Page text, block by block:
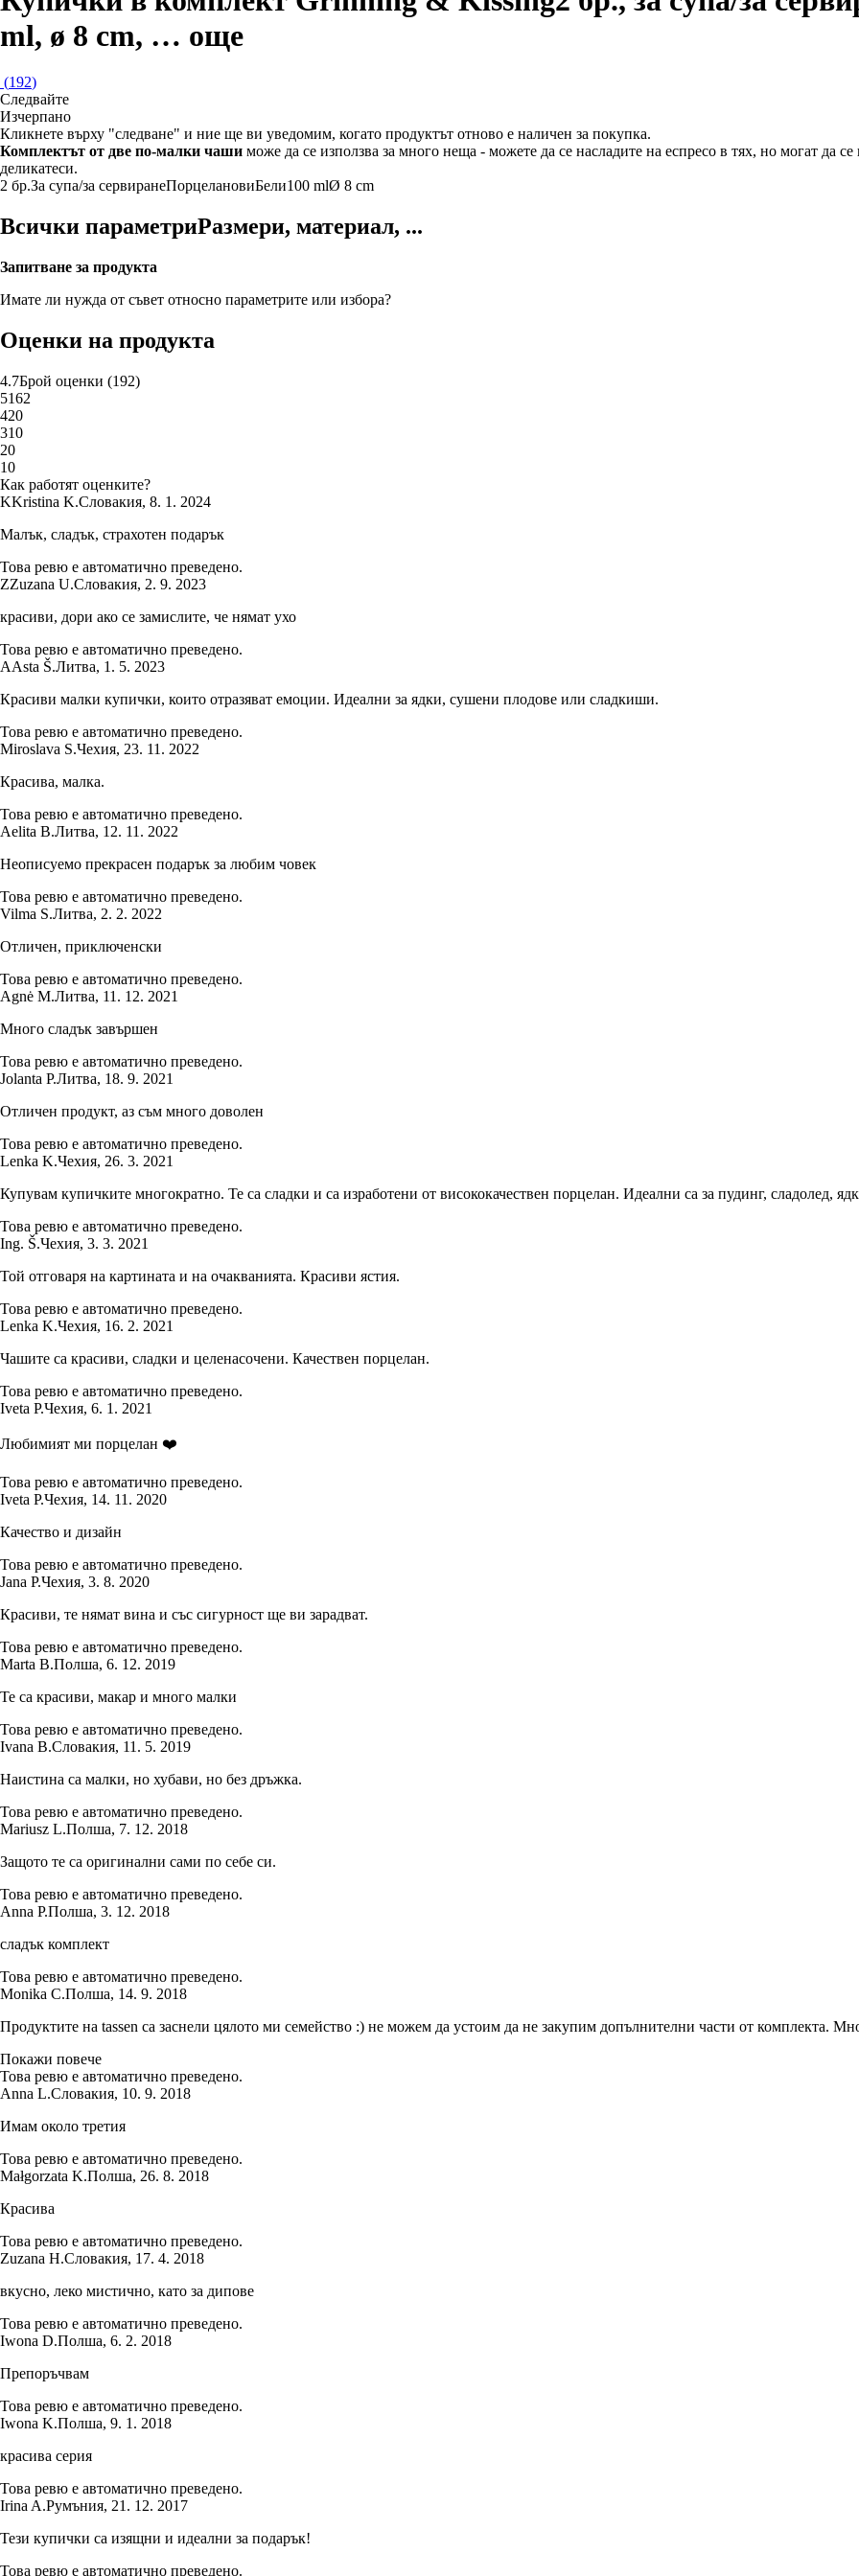
ml, ø 8 cm, … още
(192)
Следвайте
Изчерпанo
Кликнете върху "следване" и ние ще ви уведомим, когато продуктът отново е наличен за покупка.
Комплектът от две по-малки чаши може да се използва за много неща - можете да се насладите на еспресо в тях, но могат да
деликатеси.
2 бр.За супа/за сервиранеПорцелановиБели100 mlØ 8 cm
Всички параметриРазмери, материал, ...
Запитване за продукта
Имате ли нужда от съвет относно параметрите или избора?
Оценки на продукта
4.7Брой оценки (192)
5162
420
310
20
10
Как работят оценките?
KKristina K.Словакия, 8. 1. 2024
Малък, сладък, страхотен подарък
Това ревю е автоматично преведено.
ZZuzana U.Словакия, 2. 9. 2023
красиви, дори ако се замислите, че нямат ухо
Това ревю е автоматично преведено.
AAsta Š.Литва, 1. 5. 2023
Красиви малки купички, които отразяват емоции. Идеални за ядки, сушени плодове или сладкиши.
Това ревю е автоматично преведено.
Miroslava S.Чехия, 23. 11. 2022
Красива, малка.
Това ревю е автоматично преведено.
Aelita B.Литва, 12. 11. 2022
Неописуемо прекрасен подарък за любим човек
Това ревю е автоматично преведено.
Vilma S.Литва, 2. 2. 2022
Отличен, приключенски
Това ревю е автоматично преведено.
Agnė M.Литва, 11. 12. 2021
Много сладък завършен
Това ревю е автоматично преведено.
Jolanta P.Литва, 18. 9. 2021
Отличен продукт, аз съм много доволен
Това ревю е автоматично преведено.
Lenka K.Чехия, 26. 3. 2021
Купувам купичките многократно. Те са сладки и са изработени от висококачествен порцелан. Идеални са за пудинг, сладолед,
Това ревю е автоматично преведено.
Ing. Š.Чехия, 3. 3. 2021
Той отговаря на картината и на очакванията. Красиви ястия.
Това ревю е автоматично преведено.
Lenka K.Чехия, 16. 2. 2021
Чашите са красиви, сладки и целенасочени. Качествен порцелан.
Това ревю е автоматично преведено.
Iveta P.Чехия, 6. 1. 2021
Любимият ми порцелан ❤️
Това ревю е автоматично преведено.
Iveta P.Чехия, 14. 11. 2020
Качество и дизайн
Това ревю е автоматично преведено.
Jana P.Чехия, 3. 8. 2020
Красиви, те нямат вина и със сигурност ще ви зарадват.
Това ревю е автоматично преведено.
Marta B.Полша, 6. 12. 2019
Те са красиви, макар и много малки
Това ревю е автоматично преведено.
Ivana B.Словакия, 11. 5. 2019
Наистина са малки, но хубави, но без дръжка.
Това ревю е автоматично преведено.
Mariusz L.Полша, 7. 12. 2018
Защото те са оригинални сами по себе си.
Това ревю е автоматично преведено.
Anna P.Полша, 3. 12. 2018
сладък комплект
Това ревю е автоматично преведено.
Monika C.Полша, 14. 9. 2018
Продуктите на tassen са заснели цялото ми семейство :) не можем да устоим да не закупим допълнителни части от комплекта.
Покажи повече
Това ревю е автоматично преведено.
Anna L.Словакия, 10. 9. 2018
Имам около третия
Това ревю е автоматично преведено.
Małgorzata K.Полша, 26. 8. 2018
Красива
Това ревю е автоматично преведено.
Zuzana H.Словакия, 17. 4. 2018
вкусно, леко мистично, като за дипове
Това ревю е автоматично преведено.
Iwona D.Полша, 6. 2. 2018
Препоръчвам
Това ревю е автоматично преведено.
Iwona K.Полша, 9. 1. 2018
красива серия
Това ревю е автоматично преведено.
Irina A.Румъния, 21. 12. 2017
Тези купички са изящни и идеални за подарък!
Това ревю е автоматично преведено.